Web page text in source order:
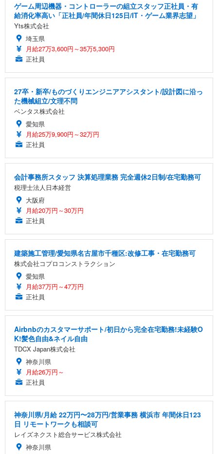
ゲーム周辺機器・コントローラーの組立スタッフ正社員・有
給消化率高い「正社員/年間休日125日/IT・ゲーム業界志望」
Yts株式会社
埼玉県
月給27万3,600円～35万5,300円
正社員
27卒・新卒/ものづくりエンジニアアシスタント/設計図に沿っ
た機械組立/文理不問
ベンタス株式会社
愛知県
月給25万9,900円～32万円
正社員
会計事務所スタッフ 決算処理業務 完全週休2日制/在宅勤務可
税理士法人日本経営
大阪府
月給20万円～30万円
正社員
建築施工管理/愛知県名古屋市千種区:改修工事・在宅勤務可
株式会社コプロコンストラクション
愛知県
月給37万円～47万円
正社員
Airbnbのカスタマーサポート/初日から完全在宅勤務!未経験O
K!髪色自由&ネイル自由
TDCX Japan株式会社
神奈川県
月給26万円～
正社員
神奈川県/月給 22万円〜28万円/営業事務 横浜市 年間休日123
日 リモートワークも相談可
レイズネクスト総合サービス株式会社
神奈川県